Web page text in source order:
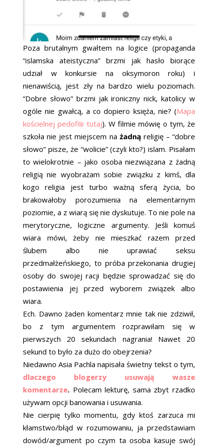
Poza brutalnym gwałtem na logice (propaganda
“islamska ateistyczna” brzmi jak hasło biorące
udział w konkursie na oksymoron roku) i
nienawiścią, jest zły na bardzo wielu poziomach.
“Dobre słowo” brzmi jak ironiczny nick, katolicy w
ogóle nie gwałcą, a co dopiero księża, nie? (Mapa
kościelnej pedofilii tutaj). W filmie mówię o tym, że
szkoła nie jest miejscem na żadną religię – “dobre
słowo” pisze, że “wolicie” (czyli kto?) islam. Pisałam
to wielokrotnie – jako osoba niezwiązana z żadną
religią nie wyobrażam sobie związku z kimś, dla
kogo religia jest turbo ważną sferą życia, bo
brakowałoby porozumienia na elementarnym
poziomie, a z wiarą się nie dyskutuje. To nie pole na
merytoryczne, logiczne argumenty. Jeśli komuś
wiara mówi, żeby nie mieszkać razem przed
ślubem albo nie uprawiać seksu
przedmałżeńskiego, to próba przekonania drugiej
osoby do swojej racji będzie sprowadzać się do
postawienia jej przed wyborem związek albo
wiara.
Ech. Dawno żaden komentarz mnie tak nie zdziwił,
bo z tym argumentem rozprawiłam się w
pierwszych 20 sekundach nagrania! Nawet 20
sekund to było za dużo do obejrzenia?
Niedawno Asia Pachla napisała świetny tekst o tym,
dlaczego blogerzy usuwają wasze
komentarze. Polecam lekturę, sama zbyt rzadko
używam opcji banowania i usuwania.
Nie cierpię tylko momentu, gdy ktoś zarzuca mi
kłamstwo/błąd w rozumowaniu, ja przedstawiam
dowód/argument po czym ta osoba kasuje swój